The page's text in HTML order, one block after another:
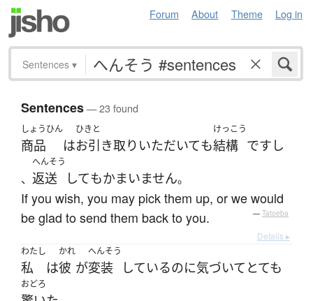
Forum About Theme Log in
Sentences ▾
Sentences— 23 found
しょうひん
商品 は
ひきと
お引き取り いただいても
けっこう
結構 です し
、
へんそう
返送 してもかまいません。
If you wish, you may pick them up, or we would
be glad to send them back to you.
— Tatoeba
Details ▸
わたし
私 は
かれ
彼 が
へんそう
変装 しているのに気づいて とても
おどろ